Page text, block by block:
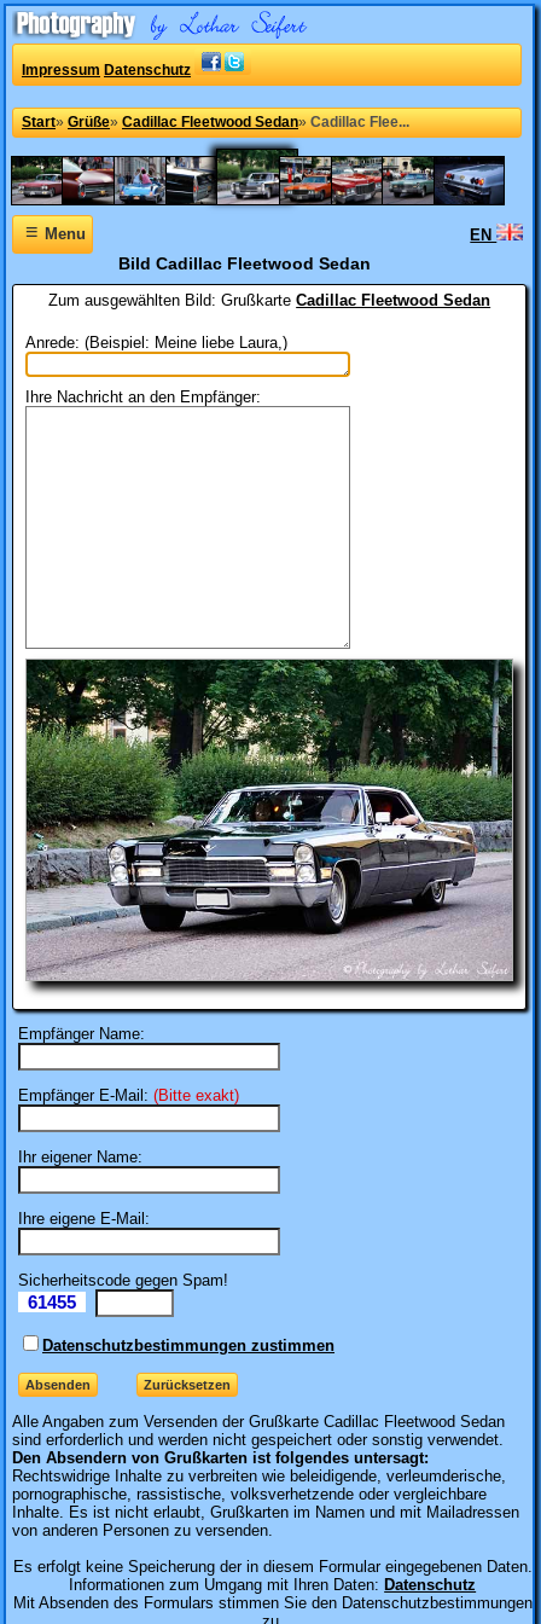
Impressum Datenschutz
Start» Grüße» Cadillac Fleetwood Sedan» Cadillac Flee...
≡Menu EN
Bild Cadillac Fleetwood Sedan
Zum ausgewählten Bild:GrußkarteCadillac Fleetwood Sedan
Anrede: (Beispiel: Meine liebe Laura,)
Ihre Nachricht an den Empfänger:
Empfänger Name:
Empfänger E-Mail: (Bitte exakt)
Ihr eigener Name:
Ihre eigene E-Mail:
Sicherheitscode gegen Spam!
61455
Datenschutzbestimmungen zustimmen
Alle Angaben zum Versenden der Grußkarte Cadillac Fleetwood Sedan
sind erforderlich und werden nicht gespeichert oder sonstig verwendet.
Den Absendern von Grußkarten ist folgendes untersagt:
Rechtswidrige Inhalte zu verbreiten wie beleidigende, verleumderische,
pornographische, rassistische, volksverhetzende oder vergleichbare
Inhalte. Es ist nicht erlaubt, Grußkarten im Namen und mit Mailadressen
von anderen Personen zu versenden.
Es erfolgt keine Speicherung der in diesem Formular eingegebenen Daten.
Informationen zum Umgang mit Ihren Daten: Datenschutz
Mit Absenden des Formulars stimmen Sie den Datenschutzbestimmungen